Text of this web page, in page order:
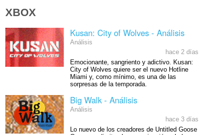
XBOX
Kusan: City of Wolves - Análisis
Análisis
hace 2 días
Emocionante, sangriento y adictivo. Kusan:
City of Wolves quiere ser el nuevo Hotline
Miami y, como mínimo, es una de las
sorpresas de la temporada.
Big Walk - Análisis
Análisis
hace 3 días
Lo nuevo de los creadores de Untitled Goose